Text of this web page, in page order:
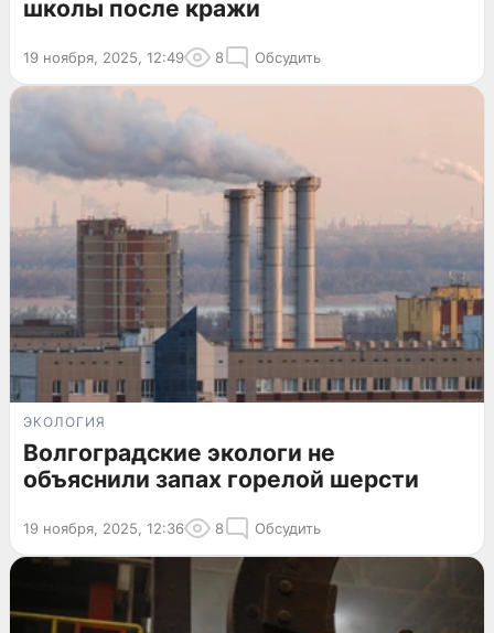
школы после кражи
19 ноября, 2025, 12:49 8 Обсудить
ЭКОЛОГИЯ
Волгоградские экологи не
объяснили запах горелой шерсти
19 ноября, 2025, 12:36 8 Обсудить